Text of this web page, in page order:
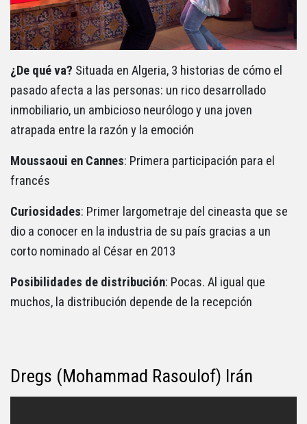
¿De qué va? Situada en Algeria, 3 historias de cómo el
pasado afecta a las personas: un rico desarrollado
inmobiliario, un ambicioso neurólogo y una joven
atrapada entre la razón y la emoción
Moussaoui en Cannes: Primera participación para el
francés
Curiosidades: Primer largometraje del cineasta que se
dio a conocer en la industria de su país gracias a un
corto nominado al César en 2013
Posibilidades de distribución: Pocas. Al igual que
muchos, la distribución depende de la recepción
Dregs (Mohammad Rasoulof) Irán